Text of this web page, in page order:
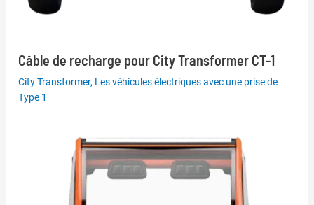
Câble de recharge pour City Transformer CT-1
City Transformer, Les véhicules électriques avec une prise de
Type 1